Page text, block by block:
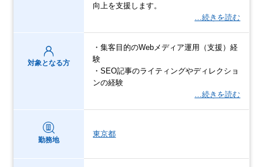
向上を支援します。
…続きを読む
対象となる方
・集客目的のWebメディア運用（支援）経
験
・SEO記事のライティングやディレクショ
ンの経験
…続きを読む
勤務地
東京都